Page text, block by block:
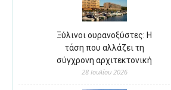
Ξύλινοι ουρανοξύστες: Η
τάση που αλλάζει τη
σύγχρονη αρχιτεκτονική
28 Ιουλίου 2026